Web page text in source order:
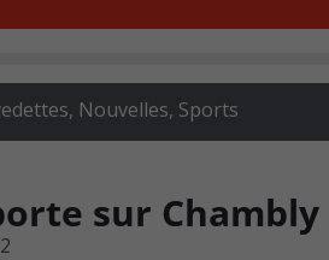
, Nouvelles, Sports
sur